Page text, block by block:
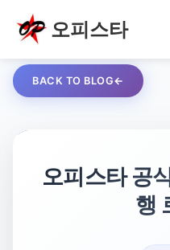
오피스타
BACK TO BLOG
오피스타 공
행